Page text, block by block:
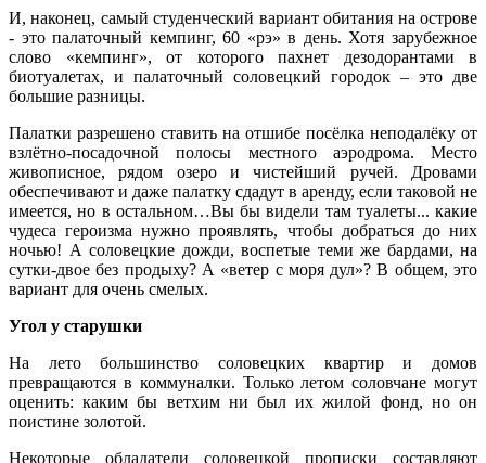
И, наконец, самый студенческий вариант обитания на острове
- это палаточный кемпинг, 60 «рэ» в день. Хотя зарубежное
слово «кемпинг», от которого пахнет дезодорантами в
биотуалетах, и палаточный соловецкий городок – это две
большие разницы.
Палатки разрешено ставить на отшибе посёлка неподалёку от
взлётно-посадочной полосы местного аэродрома. Место
живописное, рядом озеро и чистейший ручей. Дровами
обеспечивают и даже палатку сдадут в аренду, если таковой не
имеется, но в остальном…Вы бы видели там туалеты... какие
чудеса героизма нужно проявлять, чтобы добраться до них
ночью! А соловецкие дожди, воспетые теми же бардами, на
сутки-двое без продыху? А «ветер с моря дул»? В общем, это
вариант для очень смелых.
Угол у старушки
На лето большинство соловецких квартир и домов
превращаются в коммуналки. Только летом соловчане могут
оценить: каким бы ветхим ни был их жилой фонд, но он
поистине золотой.
Некоторые обладатели соловецкой прописки составляют